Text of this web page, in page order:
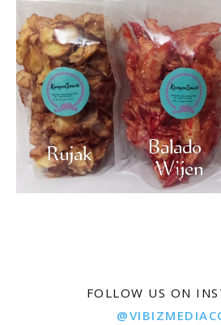
FOLLOW US ON